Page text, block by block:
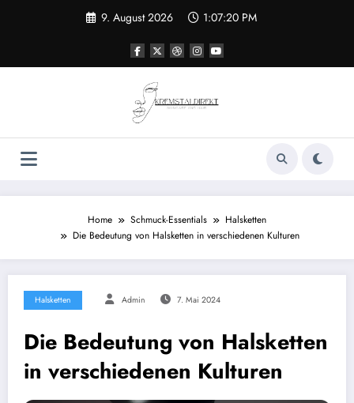
9. August 2026 1:07:20 PM
Home Schmuck-Essentials
Halsketten
Die Bedeutung von Halsketten in verschiedenen Kulturen
Halsketten Admin 7. Mai 2024
Die Bedeutung von Halsketten
in verschiedenen Kulturen